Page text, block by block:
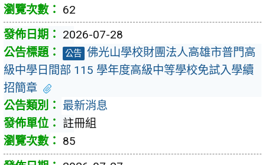
62
2026-07-28
公告 佛光山學校財團法人高雄市普門高
級中學日間部 115 學年度高級中等學校免試入學續
招簡章
最新消息
註冊組
85